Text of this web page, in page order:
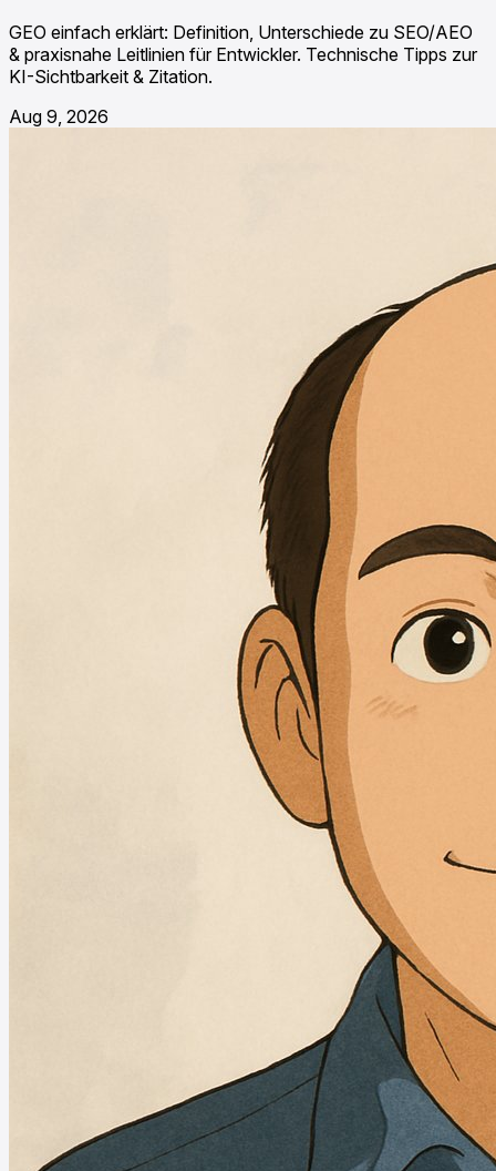
GEO einfach erklärt: Definition, Unterschiede zu SEO/AEO
& praxisnahe Leitlinien für Entwickler. Technische Tipps zur
KI-Sichtbarkeit & Zitation.
Aug 9, 2026